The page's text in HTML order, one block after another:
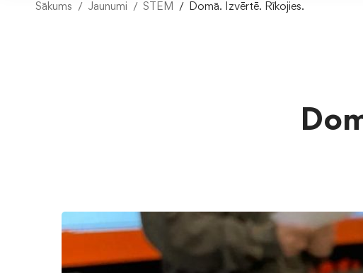
Sākums Jaunumi STEM Domā. Izvērtē. Rīkojies.